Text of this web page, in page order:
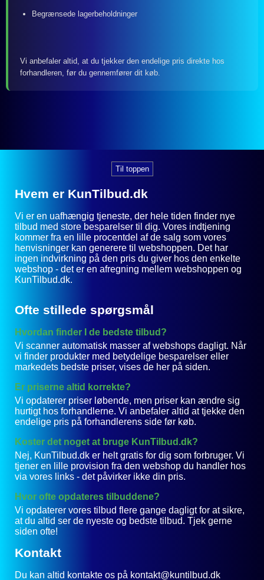
Begrænsede lagerbeholdninger
Vi anbefaler altid, at du tjekker den endelige pris direkte hos
forhandleren, før du gennemfører dit køb.
Til toppen
Hvem er KunTilbud.dk
Vi er en uafhængig tjeneste, der hele tiden finder nye
tilbud med store besparelser til dig. Vores indtjening
kommer fra en lille procentdel af de salg som vores
henvisninger kan generere til webshoppen. Det har
ingen indvirkning på den pris du giver hos den enkelte
webshop - det er en afregning mellem webshoppen og
KunTilbud.dk.
Ofte stillede spørgsmål
Hvordan finder I de bedste tilbud?
Vi scanner automatisk masser af webshops dagligt. Når
vi finder produkter med betydelige besparelser eller
markedets bedste priser, vises de her på siden.
Er priserne altid korrekte?
Vi opdaterer priser løbende, men priser kan ændre sig
hurtigt hos forhandlerne. Vi anbefaler altid at tjekke den
endelige pris på forhandlerens side før køb.
Koster det noget at bruge KunTilbud.dk?
Nej, KunTilbud.dk er helt gratis for dig som forbruger. Vi
tjener en lille provision fra den webshop du handler hos
via vores links - det påvirker ikke din pris.
Hvor ofte opdateres tilbuddene?
Vi opdaterer vores tilbud flere gange dagligt for at sikre,
at du altid ser de nyeste og bedste tilbud. Tjek gerne
siden ofte!
Kontakt
Du kan altid kontakte os på kontakt@kuntilbud.dk